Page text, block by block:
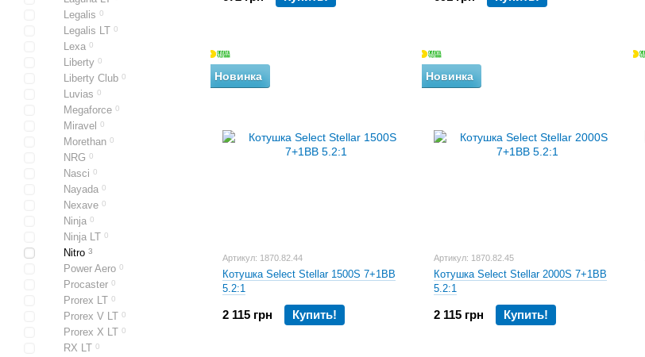
Новинка
Артикул: 1870.82.44
Котушка Select Stellar 1500S 7+1BB
5.2:1
2 115 грн Купить!
Новинка
Артикул: 1870.82.45
Котушка Select Stellar 2000S 7+1BB
5.2:1
2 115 грн Купить!
Legalis 0
Legalis LT 0
Lexa 0
Liberty 0
Liberty Club 0
Luvias 0
Megaforce 0
Miravel 0
Morethan 0
NRG 0
Nasci 0
Nayada 0
Nexave 0
Ninja 0
Ninja LT 0
Nitro 3
Power Aero 0
Procaster 0
Prorex LT 0
Prorex V LT 0
Prorex X LT 0
RX LT 0